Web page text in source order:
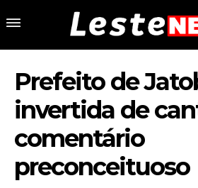
Prefeito de
invertida de
comentário
preconceituoso